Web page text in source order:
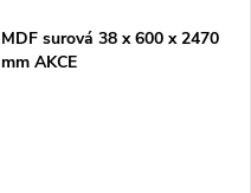
MDF surová 38 x 600 x 2470
mm AKCE